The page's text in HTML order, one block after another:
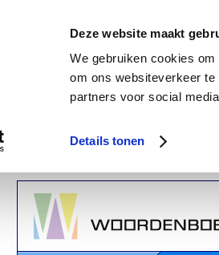
Deze website maakt
We gebruiken cookies
om ons websiteverkeer
partners voor social
Details tonen
Woordenboek.NU